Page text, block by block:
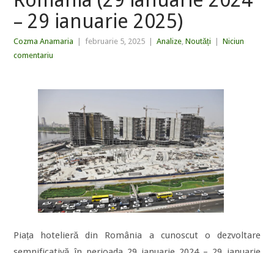
– 29 ianuarie 2025)
Cozma Anamaria februarie 5, 2025 Analize,Noutăți
Niciun
comentariu
Piața hotelieră din România a cunoscut o dezvoltare